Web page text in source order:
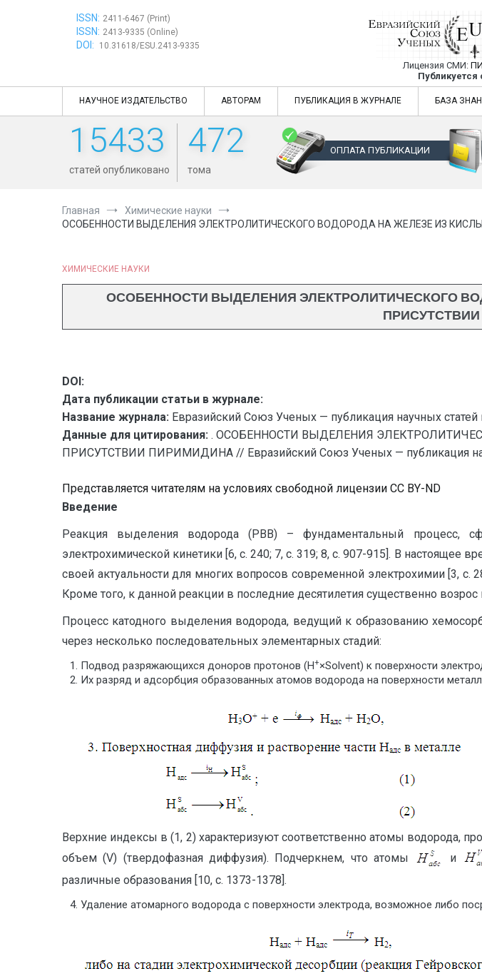
ISSN: 2411-6467 (Print)
ISSN: 2413-9335 (Online)
DOI: 10.31618/ESU.2413-9335
Евразийский Союз
Лицензия СМИ:
Публикуется
Евразийский Союз Ученых —
НАУЧНОЕ ИЗДАТЕЛЬСТВО АВТОРАМ ПУБЛИКАЦИЯ В ЖУРНАЛЕ БАЗА
15433
статей опубликовано
472
тома
ОПЛАТА ПУБЛИКАЦИИ
Главная
Химические науки
ОСОБЕННОСТИ ВЫДЕЛЕНИЯ ЭЛЕКТРОЛИТИЧЕСКОГО ВОДОРОДА НА ЖЕЛЕЗЕ ИЗ
ХИМИЧЕСКИЕ НАУКИ
ОСОБЕННОСТИ ВЫДЕЛЕНИЯ ЭЛЕКТРОЛИТИЧЕСКОГО
DOI:
Дата публикации статьи в журнале:
Название журнала: Евразийский Союз Ученых — публикация научных
Данные для цитирования: . ОСОБЕННОСТИ ВЫДЕЛЕНИЯ
ПРИСУТСТВИИ ПИРИМИДИНА // Евразийский Союз Ученых — публикация
Представляется читателям на условиях свободной лицензии CC BY-ND
Введение
Реакция выделения водорода (РВВ) – фундаментальный процесс,
электрохимической кинетики [6, с. 240; 7, с. 319; 8, с. 907-915]. В настоящее
своей актуальности для многих вопросов современной электрохимии [3, с.
Кроме того, к данной реакции в последние десятилетия существенно возрос
Процесс катодного выделения водорода, ведущий к образованию
через несколько последовательных элементарных стадий:
Подвод разряжающихся доноров протонов (Н+×Solvent) к поверхности
Их разряд и адсорбция образованных атомов водорода на поверхности
Верхние индексы в (1, 2) характеризуют соответственно атомы водорода,
объем (V) (твердофазная диффузия). Подчеркнем, что атомы
и
различные образования [10, с. 1373-1378].
Удаление атомарного водорода с поверхности электрода, возможное либо